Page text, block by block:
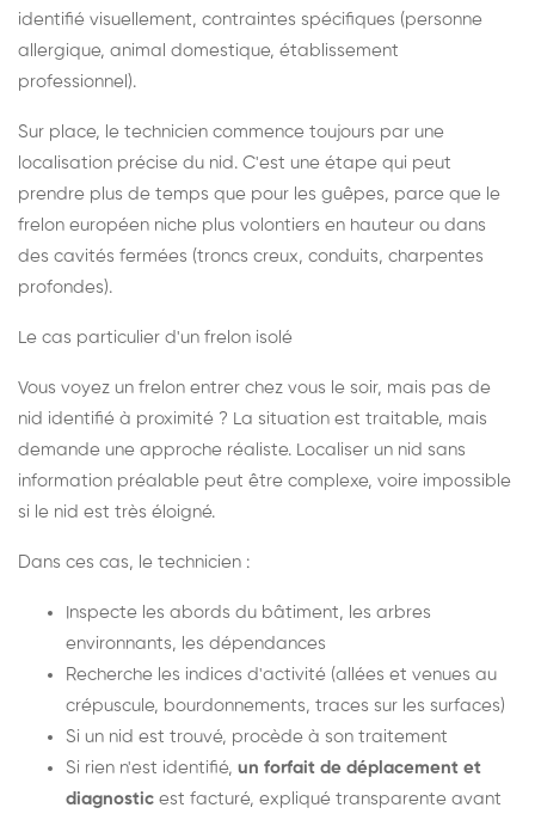
identifié visuellement, contraintes spécifiques (personne
allergique, animal domestique, établissement
professionnel).
Sur place, le technicien commence toujours par une
localisation précise du nid. C'est une étape qui peut
prendre plus de temps que pour les guêpes, parce que le
frelon européen niche plus volontiers en hauteur ou dans
des cavités fermées (troncs creux, conduits, charpentes
profondes).
Le cas particulier d'un frelon isolé
Vous voyez un frelon entrer chez vous le soir, mais pas de
nid identifié à proximité ? La situation est traitable, mais
demande une approche réaliste. Localiser un nid sans
information préalable peut être complexe, voire impossible
si le nid est très éloigné.
Dans ces cas, le technicien :
Inspecte les abords du bâtiment, les arbres
environnants, les dépendances
Recherche les indices d'activité (allées et venues au
crépuscule, bourdonnements, traces sur les surfaces)
Si un nid est trouvé, procède à son traitement
Si rien n'est identifié, un forfait de déplacement et
diagnostic est facturé, expliqué transparente avant